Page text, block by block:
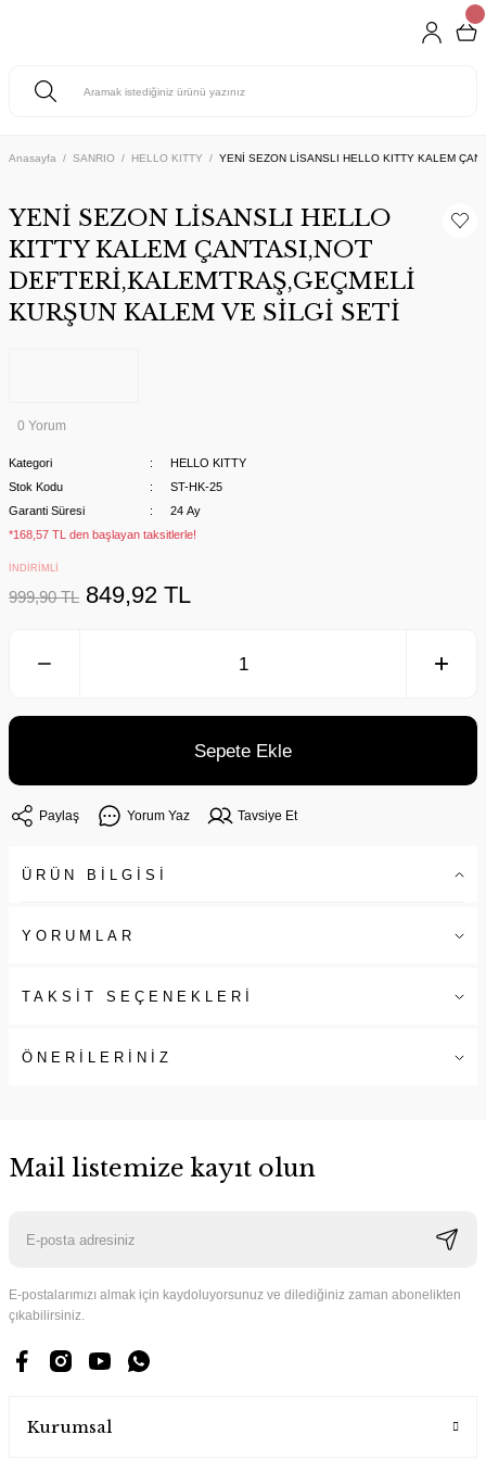
Anasayfa SANRIO HELLO KITTY YENİ SEZON LİSANSLI HELLO KITTY KALEM
YENİ SEZON LİSANSLI HELLO
KITTY KALEM ÇANTASI,NOT
DEFTERİ,KALEMTRAŞ,GEÇMELİ
KURŞUN KALEM VE SİLGİ SETİ
0 Yorum
Kategori
HELLO KITTY
Stok Kodu
ST-HK-25
Garanti Süresi
24 Ay
*168,57 TL den başlayan taksitlerle!
İNDİRİMLİ
999,90 TL 849,92 TL
Sepete Ekle
Paylaş Yorum Yaz Tavsiye Et
ÜRÜN BİLGİSİ
YORUMLAR
TAKSİT SEÇENEKLERİ
ÖNERİLERİNİZ
Mail listemize kayıt olun
E-postalarımızı almak için kaydoluyorsunuz ve dilediğiniz zaman abonelikten
çıkabilirsiniz.
Kurumsal